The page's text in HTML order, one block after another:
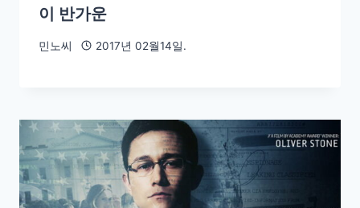
이 반가운
민노씨 2017년 02월14일.